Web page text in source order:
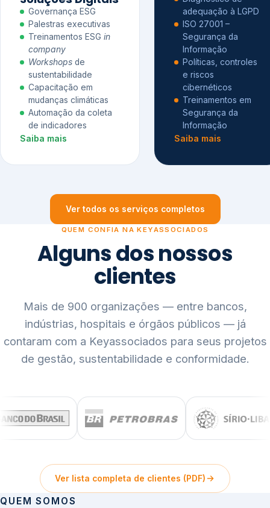
Governança ESG
Palestras executivas
Treinamentos ESG in
company
Workshops de
sustentabilidade
Capacitação em
mudanças climáticas
Automação da coleta
de indicadores
Saiba mais
adequação à LGPD
ISO 27001 –
Segurança da
Informação
Políticas, controles
e riscos
cibernéticos
Treinamentos em
Segurança da
Informação
Saiba mais
Ver todos os serviços completos
QUEM CONFIA NA KEYASSOCIADOS
Alguns dos nossos
clientes
Mais de 900 organizações — entre bancos,
indústrias, hospitais e órgãos públicos — já
contaram com a Keyassociados para seus projetos
de gestão, sustentabilidade e conformidade.
Ver lista completa de clientes (PDF)
QUEM SOMOS